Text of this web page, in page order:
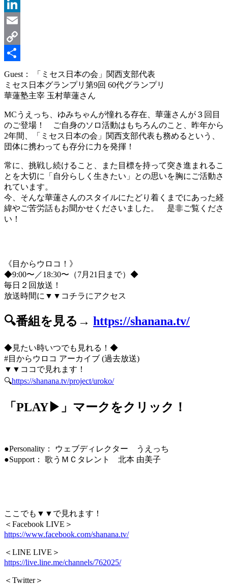
Message
LinkedIn
Email
Copy
Link
共
有
Guest： 「ミセス日本の会」関西支部代表
ミセス日本グランプリ第9回 60代グランプリ
華蓮塾主宰 玉村華蓮さん
MCうえっち、ゆみちゃんが憧れる存在、華蓮さんが３回目
のご登場！ ご自身のソロ活動はもちろんのこと、昨年から
2年間、「ミセス日本の会」関西支部代表も務めるという、
団体に携わっても存分に力を発揮！
常に、挑戦し続けること、また目標を持って突き進まれるこ
とを大切に「自分らしく生きたい」との思いを胸にご活動さ
れています。
今、そんな華蓮さんのスタイルにたどり着くまでにあった経
緯やご苦労話もお聞かせくださいました。 是非ご覧くださ
い！
《目からウロコ！》
◆9:00〜／18:30〜（7月21日まで）◆
毎日２回放送！
放送時間に▼▼コチラにアクセス
🔍番組を見る→ https://shanana.tv/
◆見たい時いつでも見れる！◆
#目からウロコ アーカイブ (過去放送)
▼▼ココで見れます！
🔍https://shanana.tv/project/uroko/
「PLAY▶」マークをクリック！
●Personality： ウェブディレクター うえっち
●Support： 歌うＭＣタレント 北本 由美子
ここでも▼▼で見れます！
＜Facebook LIVE＞
https://www.facebook.com/shanana.tv/
＜LINE LIVE＞
https://live.line.me/channels/762025/
＜Twitter＞